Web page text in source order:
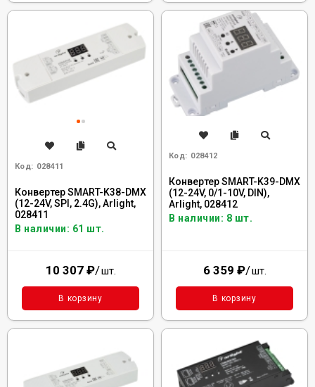
Код: 028411
Конвертер SMART-K38-DMX
(12-24V, SPI, 2.4G), Arlight,
028411
В наличии: 61 шт.
10 307 ₽/шт.
В корзину
Код: 028412
Конвертер SMART-K39-DMX
(12-24V, 0/1-10V, DIN),
Arlight, 028412
В наличии: 8 шт.
6 359 ₽/шт.
В корзину